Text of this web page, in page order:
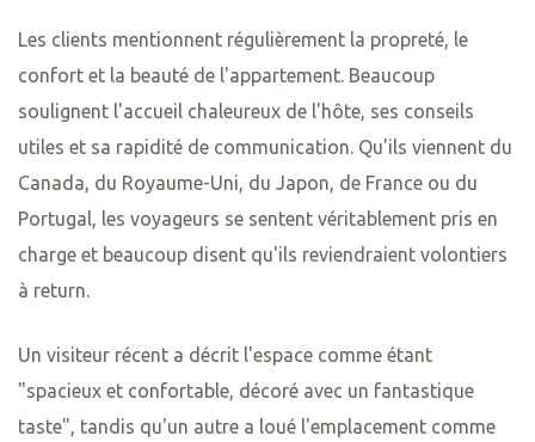
Les clients mentionnent régulièrement la propreté, le
confort et la beauté de l'appartement. Beaucoup
soulignent l'accueil chaleureux de l'hôte, ses conseils
utiles et sa rapidité de communication. Qu'ils viennent du
Canada, du Royaume-Uni, du Japon, de France ou du
Portugal, les voyageurs se sentent véritablement pris en
charge et beaucoup disent qu'ils reviendraient volontiers
à return.
Un visiteur récent a décrit l'espace comme étant
"spacieux et confortable, décoré avec un fantastique
taste", tandis qu'un autre a loué l'emplacement comme